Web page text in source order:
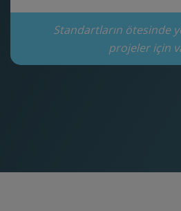
Standartların ötesinde
projeler için